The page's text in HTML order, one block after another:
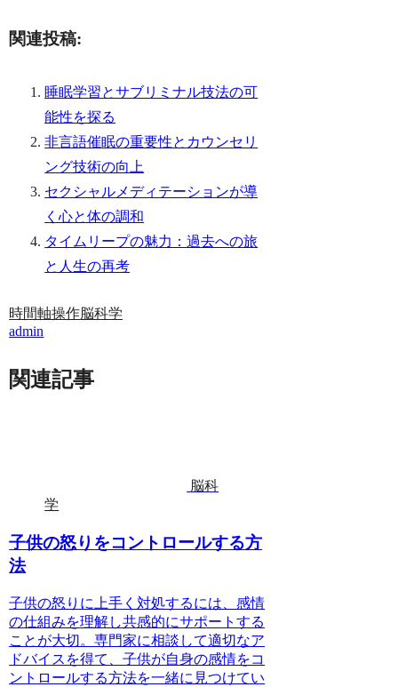
関連投稿:
睡眠学習とサブリミナル技法の可
能性を探る
非言語催眠の重要性とカウンセリ
ング技術の向上
セクシャルメディテーションが導
く心と体の調和
タイムリープの魅力：過去への旅
と人生の再考
時間軸操作脳科学
admin
関連記事
脳科
学
子供の怒りをコントロールする方
法
子供の怒りに上手く対処するには、感情
の仕組みを理解し共感的にサポートする
ことが大切。専門家に相談して適切なア
ドバイスを得て、子供が自身の感情をコ
ントロールする方法を一緒に見つけてい